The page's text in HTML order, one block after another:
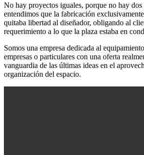
No hay proyectos iguales, porque no hay dos
entendimos que la fabricación
quitaba libertad al diseñador, obligando al
requerimiento a lo que la plaza estaba en
Somos una empresa dedicada al
empresas o particulares con una oferta
vanguardia de las últimas ideas en el
organización del espacio.